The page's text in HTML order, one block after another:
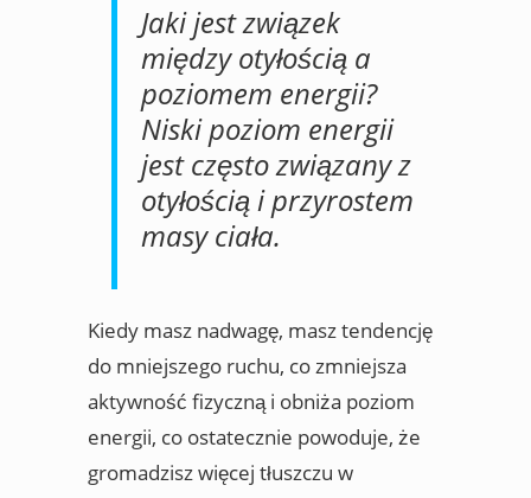
Jaki jest związek
między otyłością a
poziomem energii?
Niski poziom energii
jest często związany z
otyłością i przyrostem
masy ciała.
Kiedy masz nadwagę, masz tendencję
do mniejszego ruchu, co zmniejsza
aktywność fizyczną i obniża poziom
energii, co ostatecznie powoduje, że
gromadzisz więcej tłuszczu w